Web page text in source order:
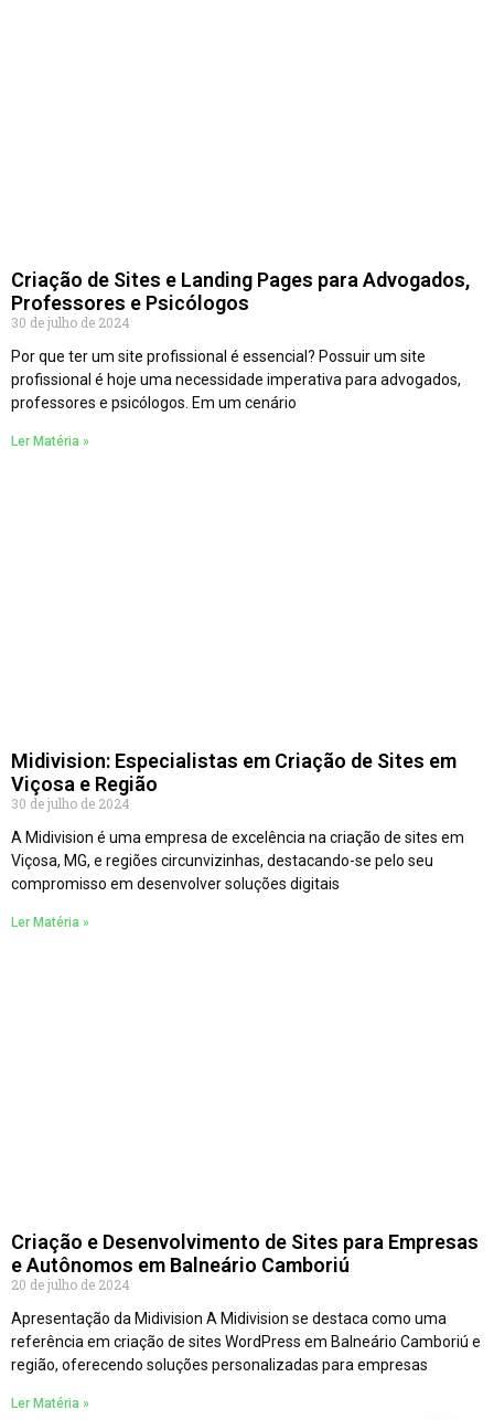
Criação de Sites e Landing Pages para Advogados,
Professores e Psicólogos
30 de julho de 2024
Por que ter um site profissional é essencial? Possuir um site
profissional é hoje uma necessidade imperativa para advogados,
professores e psicólogos. Em um cenário
Ler Matéria »
Midivision: Especialistas em Criação de Sites em
Viçosa e Região
30 de julho de 2024
A Midivision é uma empresa de excelência na criação de sites em
Viçosa, MG, e regiões circunvizinhas, destacando-se pelo seu
compromisso em desenvolver soluções digitais
Ler Matéria »
Criação e Desenvolvimento de Sites para Empresas
e Autônomos em Balneário Camboriú
20 de julho de 2024
Apresentação da Midivision A Midivision se destaca como uma
referência em criação de sites WordPress em Balneário Camboriú e
região, oferecendo soluções personalizadas para empresas
Ler Matéria »